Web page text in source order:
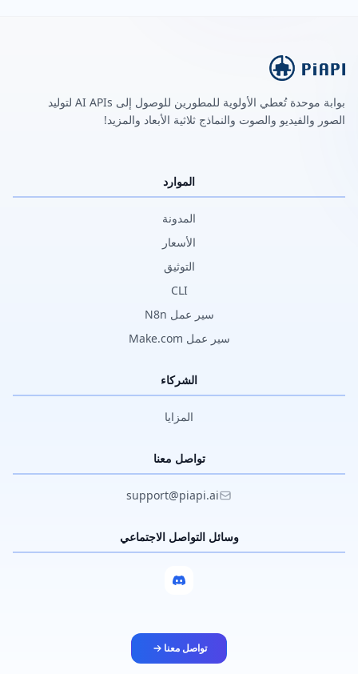
بوابة موحدة تُعطي الأولوية للمطورين للوصول إلى AI APIs لتوليد
الصور والفيديو والصوت والنماذج ثلاثية الأبعاد والمزيد!
الموارد
المدونة
الأسعار
التوثيق
CLI
سير عمل N8n
سير عمل Make.com
الشركاء
المزايا
تواصل معنا
support@piapi.ai
وسائل التواصل الاجتماعي
تواصل معنا